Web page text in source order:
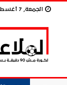
الجمعة, 7 أغسطس 2026